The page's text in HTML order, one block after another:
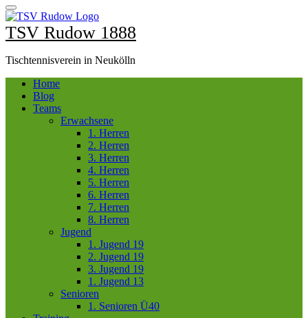
TSV Rudow 1888
Tischtennisverein in Neukölln
Home
Blog
Teams
Erwachsene
1. Herren
2. Herren
3. Herren
4. Herren
5. Herren
6. Herren
7. Herren
8. Herren
Jugend
1. Jugend 19
2. Jugend 19
3. Jugend 19
1. Jugend 13
Senioren
1. Senioren Ü40